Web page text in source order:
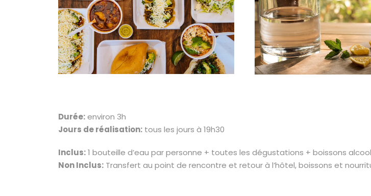
Durée:environ 3h
Jours de réalisation: tous les jours à 19h30
Inclus:1 bouteille d’eau par personne + toutes les dégustations + boissons
Non Inclus: Transfert au point de rencontre et retour à l’hôtel, boissons et